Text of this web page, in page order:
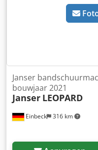
Einbeck 316 km
Janser
bouwjaar 2021
Janser LEOPARD